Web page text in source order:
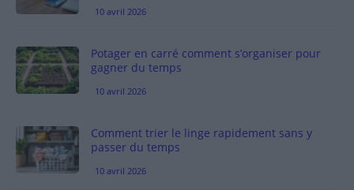
10 avril 2026
Potager en carré comment s’organiser pour
gagner du temps
10 avril 2026
Comment trier le linge rapidement sans y
passer du temps
10 avril 2026